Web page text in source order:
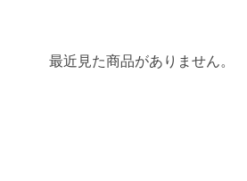
最近見た商品がありません。